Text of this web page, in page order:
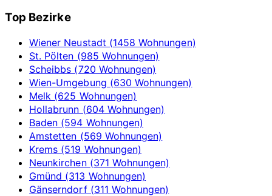
Top Bezirke
Wiener Neustadt (1458 Wohnungen)
St. Pölten (985 Wohnungen)
Scheibbs (720 Wohnungen)
Wien-Umgebung (630 Wohnungen)
Melk (625 Wohnungen)
Hollabrunn (604 Wohnungen)
Baden (594 Wohnungen)
Amstetten (569 Wohnungen)
Krems (519 Wohnungen)
Neunkirchen (371 Wohnungen)
Gmünd (313 Wohnungen)
Gänserndorf (311 Wohnungen)